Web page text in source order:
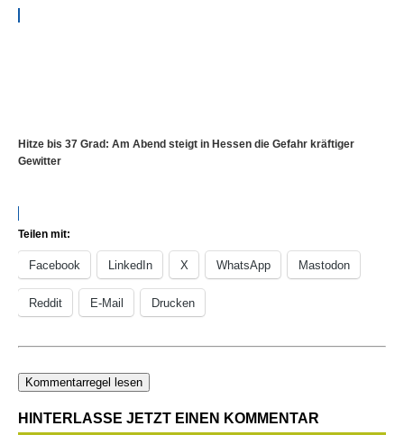
Hitze bis 37 Grad: Am Abend steigt in Hessen die Gefahr kräftiger
Gewitter
Teilen mit:
Facebook LinkedIn X WhatsApp Mastodon
Reddit E-Mail Drucken
Kommentarregel lesen
HINTERLASSE JETZT EINEN KOMMENTAR